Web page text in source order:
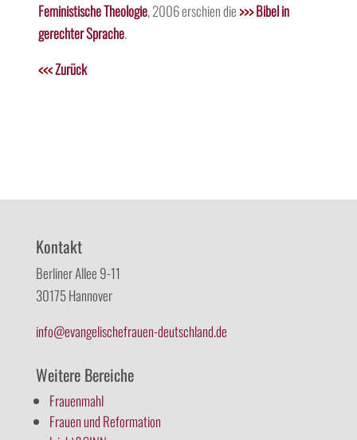
Feministische Theologie, 2006 erschien die >>>Bibel in
gerechter Sprache.
<<<Zurück
Kontakt
Berliner Allee 9-11
30175 Hannover
info@evangelischefrauen-deutschland.de
Weitere Bereiche
Frauenmahl
Frauen und Reformation